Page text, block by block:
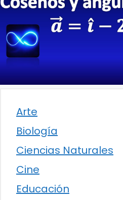
Arte
Biología
Ciencias Naturales
Cine
Educación